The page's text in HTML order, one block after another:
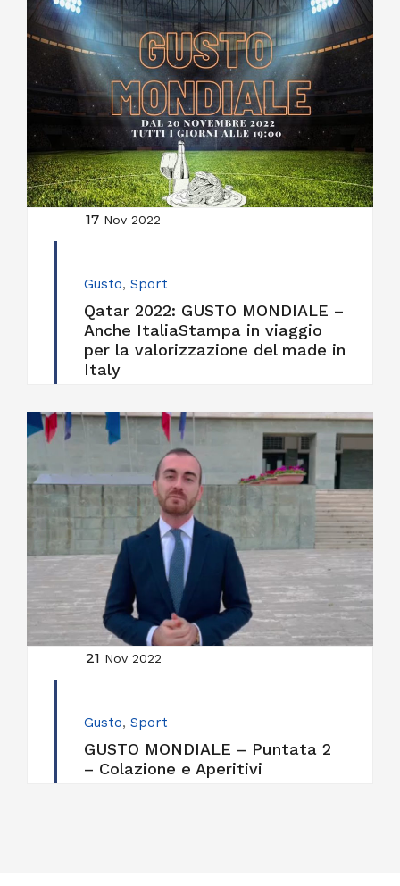
17 Nov 2022
Gusto, Sport
Qatar 2022: GUSTO MONDIALE –
Anche ItaliaStampa in viaggio
per la valorizzazione del made in
Italy
21 Nov 2022
Gusto, Sport
GUSTO MONDIALE – Puntata 2
– Colazione e Aperitivi